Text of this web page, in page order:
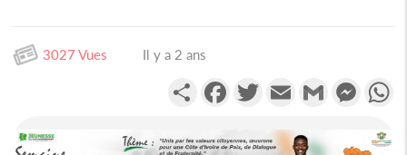
3027 Vues Il y a 2 ans
PartagerFacebookTwitterEmail Gmail